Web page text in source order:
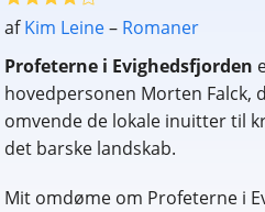
afKim Leine– Romaner
Profeterne i Evighedsfjorden
hovedpersonen Morten Falck,
omvende de lokale inuitter til
det barske landskab.
Mit omdøme om Profeterne i